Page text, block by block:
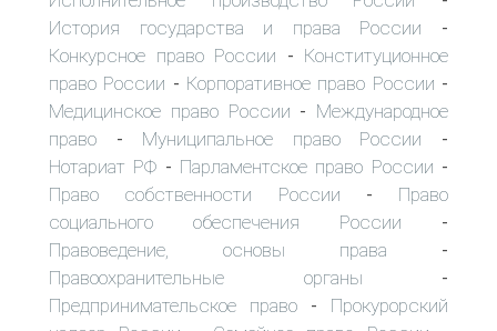
История государства и права России -
Конкурсное право России - Конституционное
право России - Корпоративное право России -
Медицинское право России - Международное
право - Муниципальное право России -
Нотариат РФ - Парламентское право России -
Право собственности России - Право
социального обеспечения России -
Правоведение, основы права -
Правоохранительные органы -
Предпринимательское право - Прокурорский